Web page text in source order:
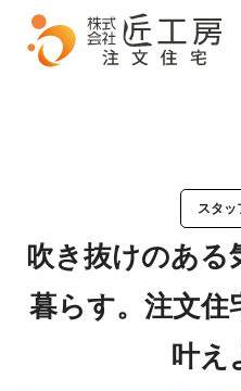
スタッ
吹き抜けのある
暮らす。注文住
叶え